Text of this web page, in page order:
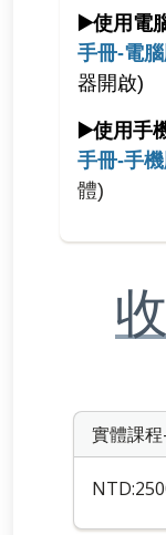
▶️使用 電
手冊-電
器開啟)
▶️使用手
手冊-手
體)
實體課